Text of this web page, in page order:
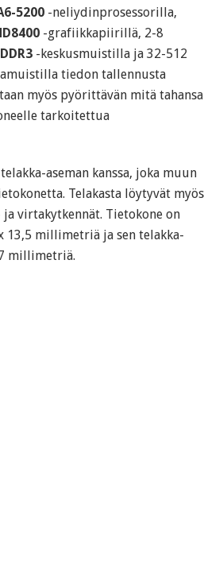
5200 -neliydinprosessorilla,
-grafiikkapiirillä, 2-8
-keskusmuistilla ja 32-512
tiedon tallennusta
myös pyörittävän mitä tahansa
tarkoitettua
aseman kanssa, joka muun
Telakasta löytyvät myös
ja virtakytkennät. Tietokone on
13,5 millimetriä ja sen telakka-
millimetriä.